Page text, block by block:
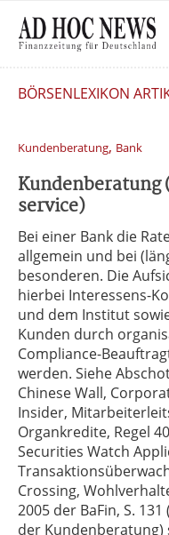
BÖRSENLEXIKON
Kundenberatung, Bank
service)
Bei einer Bank die
allgemein und bei
besonderen. Die
hierbei Interessens-
und dem Institut
Kunden durch
Compliance-
werden. Siehe
Chinese Wall,
Insider,
Organkredite, Regel
Securities Watch
Crossing,
2005 der BaFin, S.
der Kundenberatung)